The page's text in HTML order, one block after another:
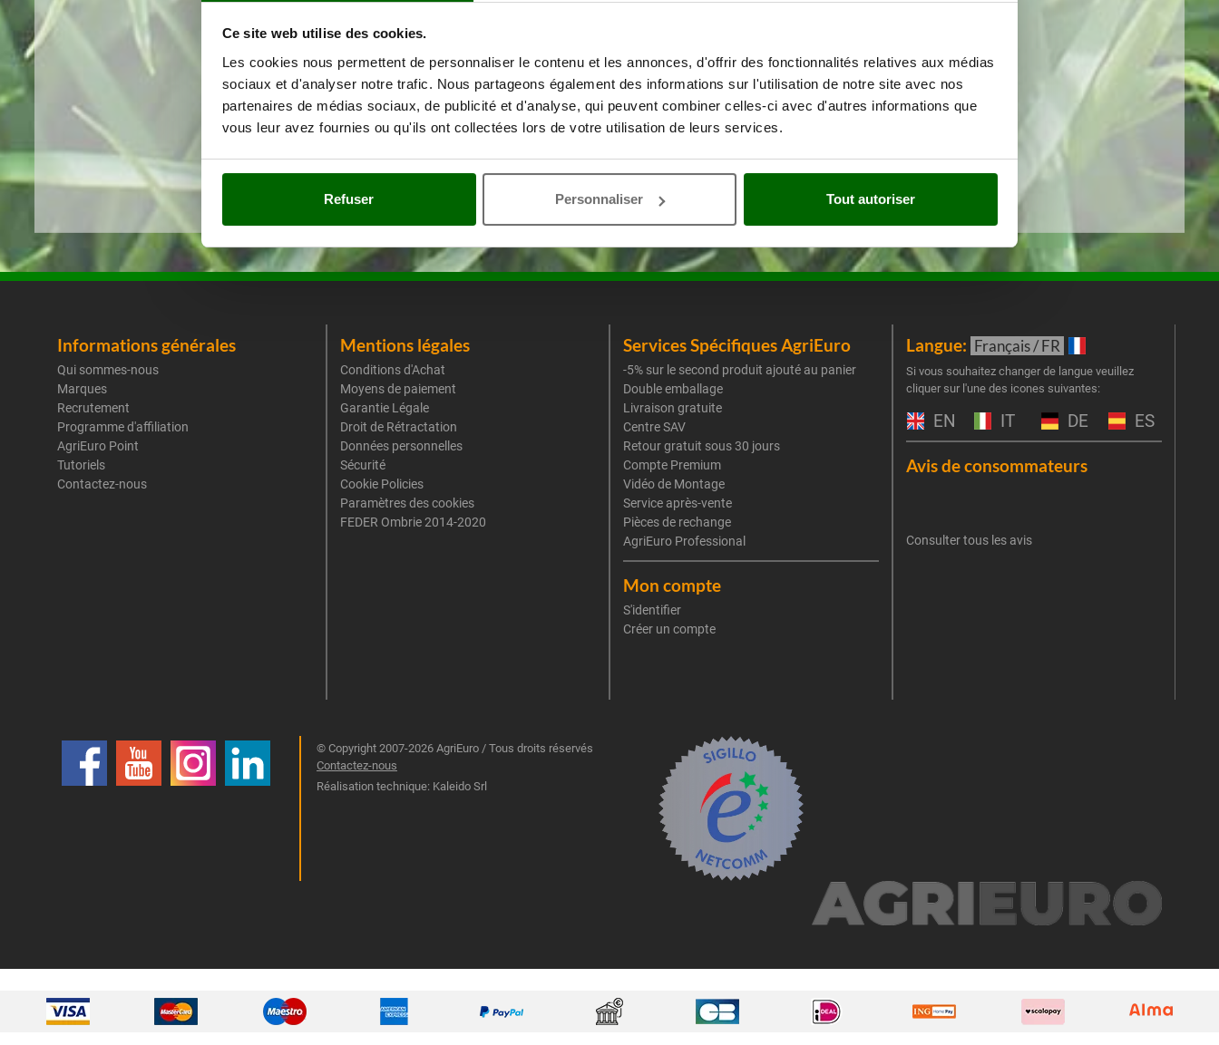
Ce site web utilise des cookies.
Les cookies nous permettent de personnaliser le contenu et les annonces, d'offrir des fonctionnalités relatives aux médias
sociaux et d'analyser notre trafic. Nous partageons également des informations sur l'utilisation de notre site avec nos
partenaires de médias sociaux, de publicité et d'analyse, qui peuvent combiner celles-ci avec d'autres informations que
vous leur avez fournies ou qu'ils ont collectées lors de votre utilisation de leurs services.
Refuser Personnaliser Tout autoriser
Informations générales
Qui sommes-nous
Marques
Recrutement
Programme d'affiliation
AgriEuro Point
Tutoriels
Contactez-nous
Mentions légales
Conditions d'Achat
Moyens de paiement
Garantie Légale
Droit de Rétractation
Données personnelles
Sécurité
Cookie Policies
Paramètres des cookies
FEDER Ombrie 2014-2020
Services Spécifiques AgriEuro
-5% sur le second produit ajouté au panier
Double emballage
Livraison gratuite
Centre SAV
Retour gratuit sous 30 jours
Compte Premium
Vidéo de Montage
Service après-vente
Pièces de rechange
AgriEuro Professional
Mon compte
S'identifier
Créer un compte
Langue: Français / FR
Si vous souhaitez changer de langue veuillez
cliquer sur l'une des icones suivantes:
EN IT DE ES
Avis de consommateurs
Consulter tous les avis
© Copyright 2007-2026 AgriEuro / Tous droits réservés
Contactez-nous
Réalisation technique: Kaleido Srl